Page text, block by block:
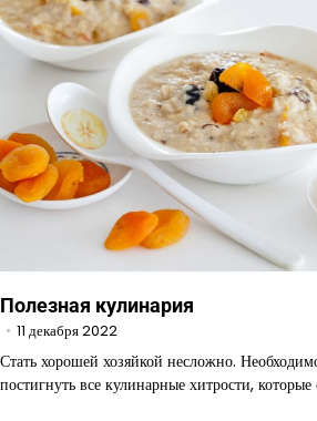
Полезная кулинария
11 декабря 2022
Стать хорошей хозяйкой несложно.
постигнуть все кулинарные хитрости,